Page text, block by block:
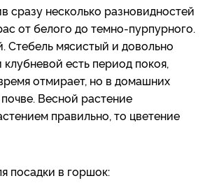
сразу несколько разновидностей
от белого до темно-пурпурного.
Стебель мясистый и довольно
есть период покоя,
отмирает, но в домашних
Весной растение
правильно, то цветение
посадки в горшок: